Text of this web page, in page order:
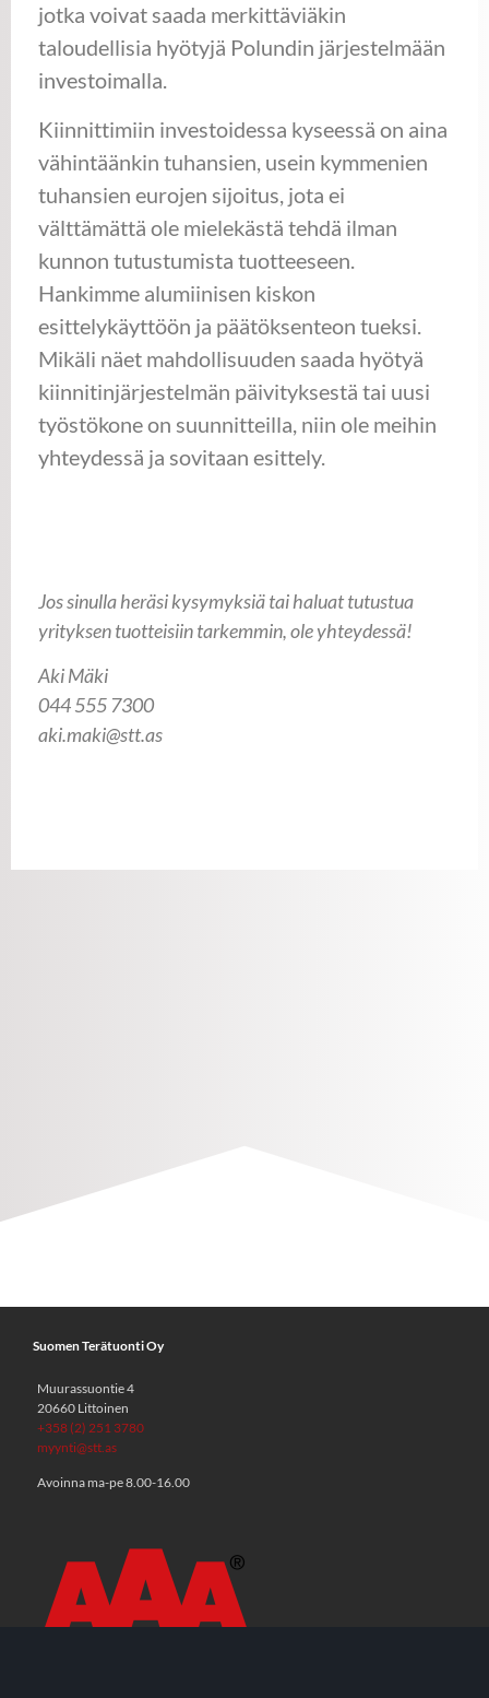
jotka voivat saada merkittäviäkin
taloudellisia hyötyjä Polundin järjestelmään
investoimalla.
Kiinnittimiin investoidessa kyseessä on aina
vähintäänkin tuhansien, usein kymmenien
tuhansien eurojen sijoitus, jota ei
välttämättä ole mielekästä tehdä ilman
kunnon tutustumista tuotteeseen.
Hankimme alumiinisen kiskon
esittelykäyttöön ja päätöksenteon tueksi.
Mikäli näet mahdollisuuden saada hyötyä
kiinnitinjärjestelmän päivityksestä tai uusi
työstökone on suunnitteilla, niin ole meihin
yhteydessä ja sovitaan esittely.
Jos sinulla heräsi kysymyksiä tai haluat tutustua
yrityksen tuotteisiin tarkemmin, ole yhteydessä!
Aki Mäki
044 555 7300
aki.maki@stt.as
Suomen Terätuonti Oy
Muurassuontie 4
20660 Littoinen
+358 (2) 251 3780
myynti@stt.as
Avoinna ma-pe 8.00-16.00